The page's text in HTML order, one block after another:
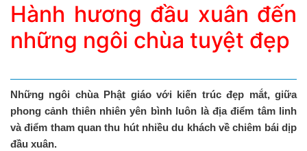
Hành hương đầu xuân đến
những ngôi chùa tuyệt đẹp
Những ngôi chùa Phật giáo với kiến trúc đẹp mắt, giữa
phong cảnh thiên nhiên yên bình luôn là địa điểm tâm linh
và điểm tham quan thu hút nhiều du khách về chiêm bái dịp
đầu xuân.